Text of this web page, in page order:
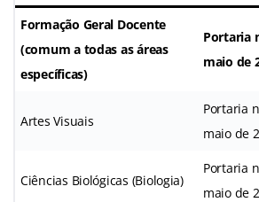
Formação Geral Docente
(comum a todas as áreas
específicas)
Portaria
maio de
Artes Visuais
Portaria
maio de
Ciências Biológicas (Biologia)
Portaria
maio de